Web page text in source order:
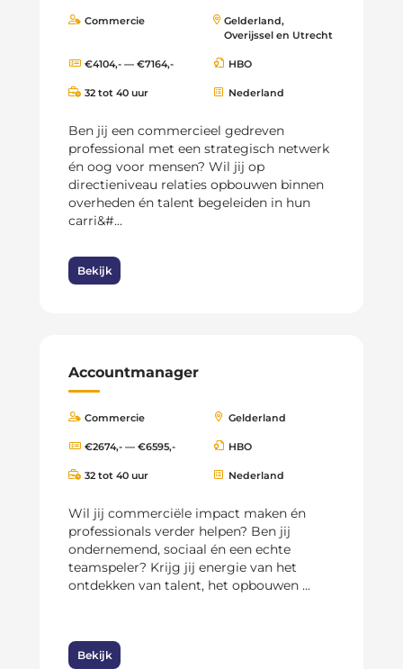
Commercie
Gelderland,
Overijssel en Utrecht
€4104,- — €7164,- HBO
32 tot 40 uur Nederland
Ben jij een commercieel gedreven
professional met een strategisch netwerk
én oog voor mensen? Wil jij op
directieniveau relaties opbouwen binnen
overheden én talent begeleiden in hun
carri&#...
Bekijk
Accountmanager
Commercie Gelderland
€2674,- — €6595,- HBO
32 tot 40 uur Nederland
Wil jij commerciële impact maken én
professionals verder helpen? Ben jij
ondernemend, sociaal én een echte
teamspeler? Krijg jij energie van het
ontdekken van talent, het opbouwen ...
Bekijk